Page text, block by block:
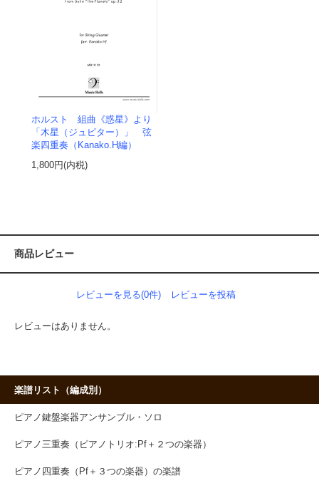
ホルスト 組曲《惑星》より
「木星（ジュピター）」 弦
楽四重奏（Kanako.H編）
1,800円(内税)
商品レビュー
レビューを見る(0件) レビューを投稿
レビューはありません。
楽譜リスト（編成別）
ピアノ鍵盤楽器アンサンブル・ソロ
ピアノ三重奏（ピアノトリオ:Pf＋２つの楽器）
ピアノ四重奏（Pf＋３つの楽器）の楽譜